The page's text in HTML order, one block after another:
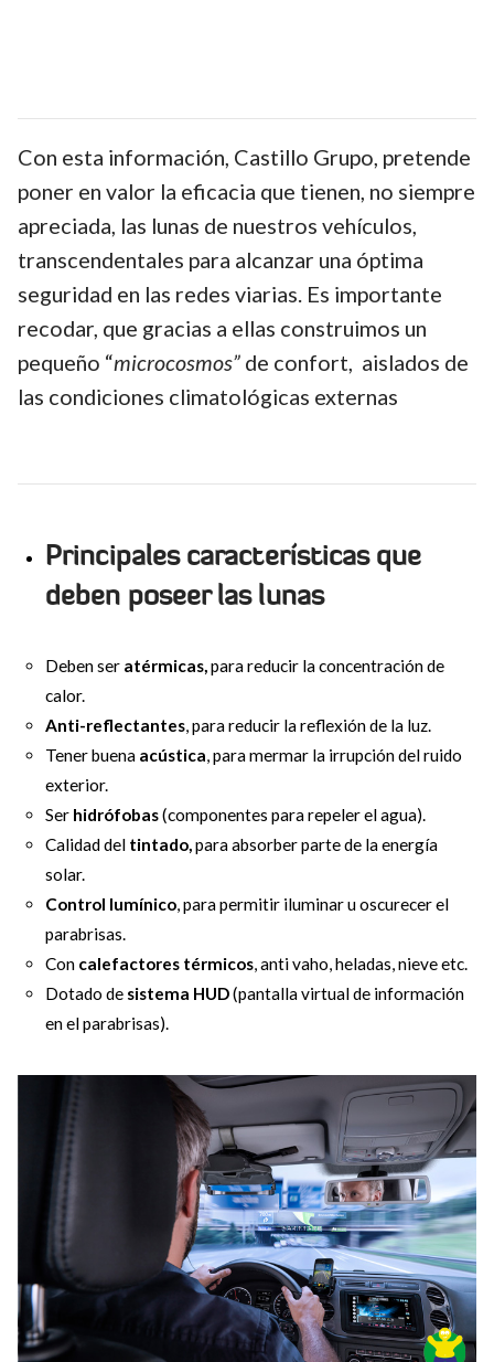
Con esta información, Castillo Grupo, pretende
poner en valor la eficacia que tienen, no siempre
apreciada, las lunas de nuestros vehículos,
transcendentales para alcanzar una óptima
seguridad en las redes viarias. Es importante
recodar, que gracias a ellas construimos un
pequeño “microcosmos”de confort, aislados de
las condiciones climatológicas externas
Principales características que
deben poseer las lunas
Deben ser atérmicas,para reducir la concentración de
calor.
Anti-reflectantes, para reducir la reflexión de la luz.
Tener buena acústica, para mermar la irrupción del ruido
exterior.
Ser hidrófobas(componentes para repeler el agua).
Calidad del tintado,para absorber parte de la energía
solar.
Control lumínico, para permitir iluminar u oscurecer el
parabrisas.
Con calefactores térmicos, anti vaho, heladas, nieve etc.
Dotado de sistema HUD(pantalla virtual de información
en el parabrisas).